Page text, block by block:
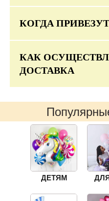
КОГДА ПРИВЕЗУТ
КАК
ДОСТАВКА
ДЕТЯМ